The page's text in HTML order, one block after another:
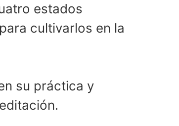
estados
cultivarlos en la
su práctica y